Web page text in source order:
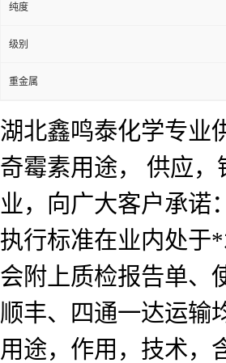
纯度
级别
重金属
湖北鑫鸣泰化学专业
奇霉素用途， 供应
业，向广大客户承诺
执行标准在业内处于
会附上质检报告单、
顺丰、四通一达运输
用途，作用，技术，